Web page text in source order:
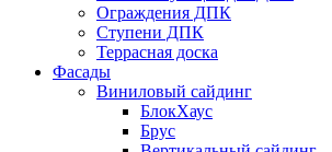
Ограждения ДПК
Ступени ДПК
Террасная доска
Фасады
Виниловый сайдинг
БлокХаус
Брус